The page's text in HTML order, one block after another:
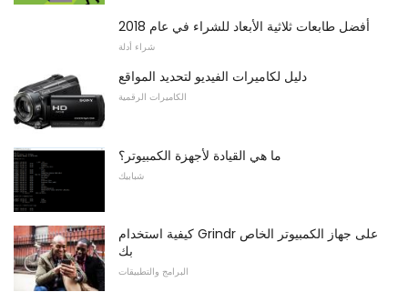
أفضل طابعات ثلاثية الأبعاد للشراء في عام 2018
شراء أدلة
دليل لكاميرات الفيديو لتحديد المواقع
الكاميرات الرقمية
ما هي القيادة لأجهزة الكمبيوتر؟
شبابيك
كيفية استخدام Grindr على جهاز الكمبيوتر الخاص
بك
البرامج والتطبيقات